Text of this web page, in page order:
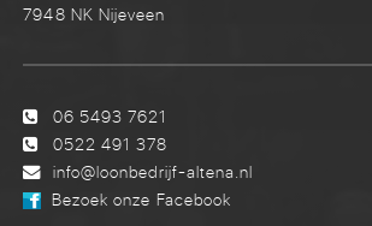
7948 NK Nijeveen
06 5493 7621
0522 491 378
info@loonbedrijf-altena.nl
Bezoek onze Facebook